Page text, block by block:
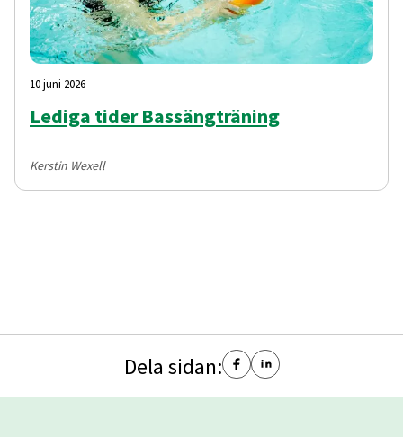
10 juni 2026
Lediga tider Bassängträning
Kerstin Wexell
Dela sidan: